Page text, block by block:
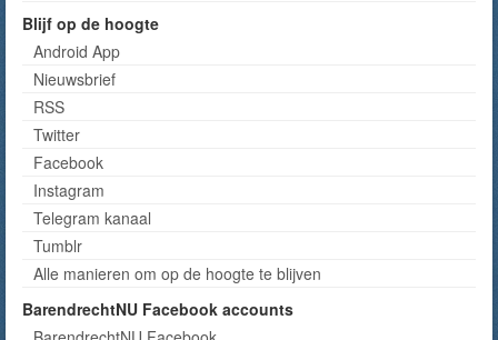
Blijf op de hoogte
Android App
Nieuwsbrief
RSS
Twitter
Facebook
Instagram
Telegram kanaal
Tumblr
Alle manieren om op de hoogte te blijven
BarendrechtNU Facebook accounts